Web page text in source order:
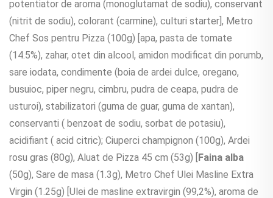
potentiator de aroma (monoglutamat de sodiu), conservant
(nitrit de sodiu), colorant (carmine), culturi starter], Metro
Chef Sos pentru Pizza (100g) [apa, pasta de tomate
(14.5%), zahar, otet din alcool, amidon modificat din porumb,
sare iodata, condimente (boia de ardei dulce, oregano,
busuioc, piper negru, cimbru, pudra de ceapa, pudra de
usturoi), stabilizatori (guma de guar, guma de xantan),
conservanti ( benzoat de sodiu, sorbat de potasiu),
acidifiant ( acid citric); Ciuperci champignon (100g), Ardei
rosu gras (80g), Aluat de Pizza 45 cm (53g) [ Faina alba
(50g), Sare de masa (1.3g), Metro Chef Ulei Masline Extra
Virgin (1.25g) [Ulei de masline extravirgin (99,2%), aroma de